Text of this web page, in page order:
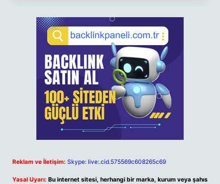
Reklam ve İletişim: Skype: live:.cid.575569c608265c69
Yasal Uyarı: Bu internet sitesi, herhangi bir marka, kurum veya şahıs